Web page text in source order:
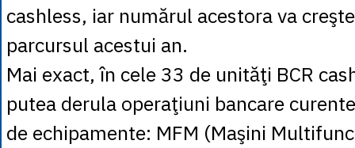
cashless, iar numărul acestora va
parcursul acestui an.
Mai exact, în cele 33 de unităţi BCR
putea derula operaţiuni bancare
de echipamente: MFM (Maşini